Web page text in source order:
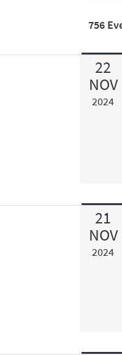
756
22
NOV
2024
21
NOV
2024